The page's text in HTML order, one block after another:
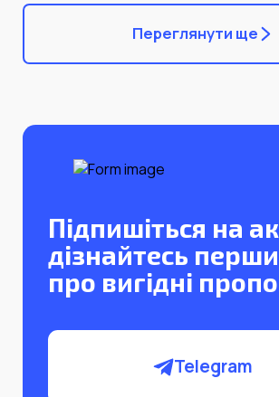
Переглянути ще
Підпишіться на
дізнайтесь
про вигідні
Telegram